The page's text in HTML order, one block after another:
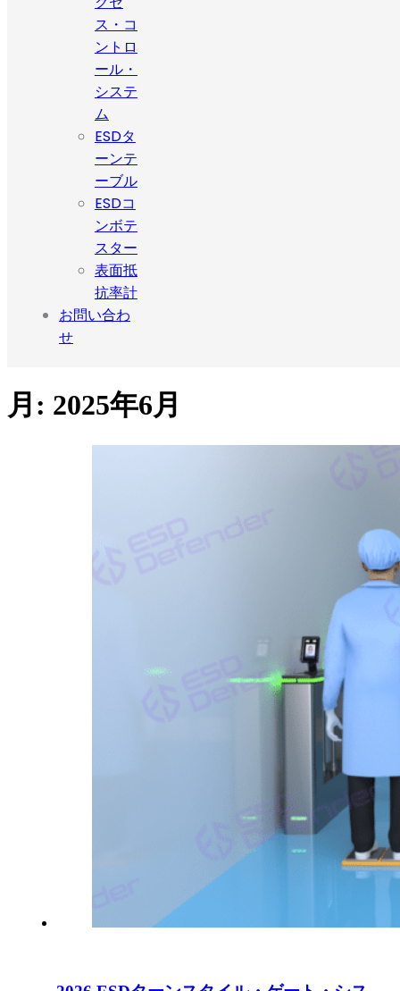
ス・コ
ントロ
ール・
システ
ム
ESDタ
ーンテ
ーブル
ESDコ
ンボテ
スター
表面抵
抗率計
お問い合わ
せ
月: 2025年6月